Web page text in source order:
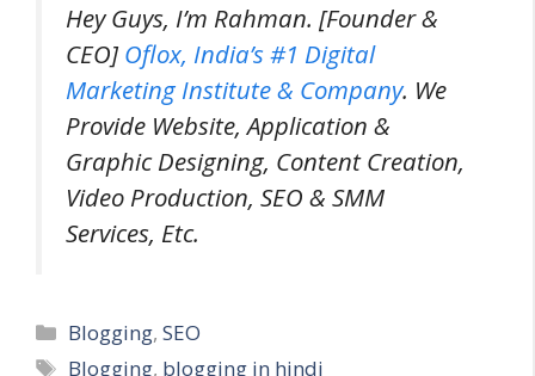
Hey Guys, I’m Rahman. [Founder &
CEO]Oflox, India’s #1 Digital
Marketing Institute & Company. We
Provide Website, Application &
Graphic Designing, Content Creation,
Video Production, SEO & SMM
Services, Etc.
Categories
Blogging,SEO
Tags
Blogging, blogging in hindi